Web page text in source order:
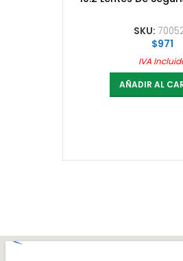
SKU:
$971
IVA
AÑADIR AL